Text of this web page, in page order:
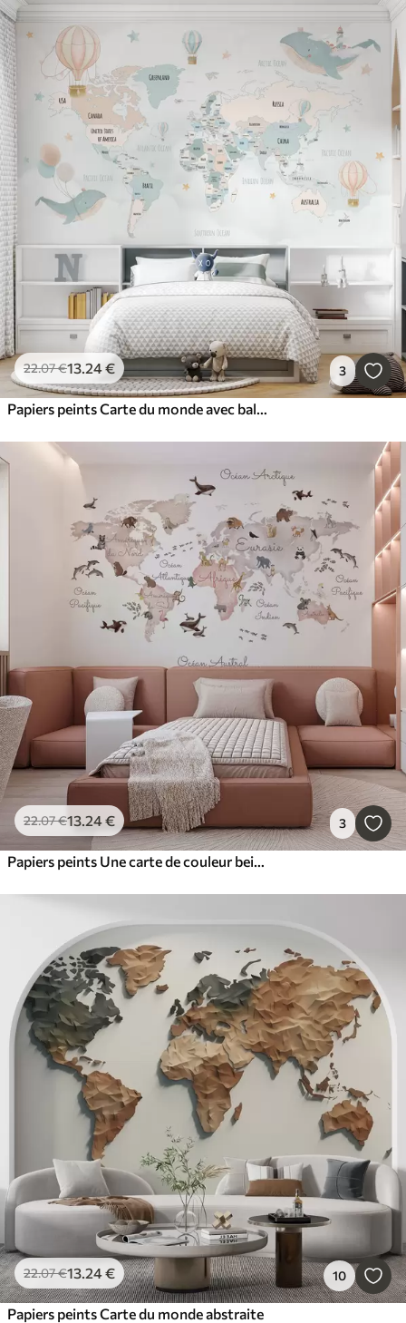
22.07€13.24€ 3
Papiers peints Carte du monde avec baleines et ballons
22.07€13.24€ 3
Papiers peints Une carte de couleur beige, de style aquarelle, illustrée d'animaux. Légendes en français
22.07€13.24€ 10
Papiers peints Carte du monde abstraite